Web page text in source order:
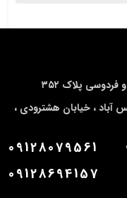
پلاک ۳۵۲
، خیابان هشترودی ،
09128079561
09128694157